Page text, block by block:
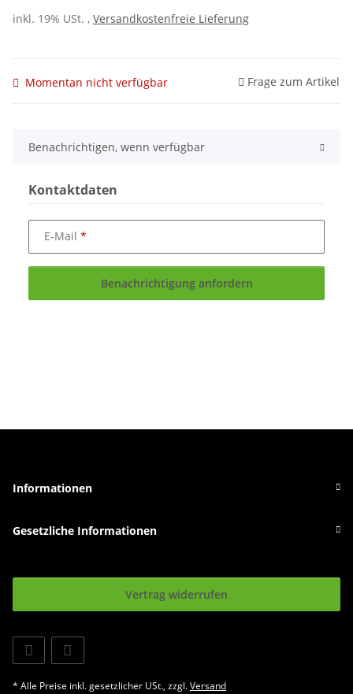
inkl. 19% USt. , Versandkostenfreie Lieferung
Momentan nicht verfügbar Frage zum Artikel
Benachrichtigen, wenn verfügbar
Kontaktdaten
E-Mail
Benachrichtigung anfordern
Informationen
Gesetzliche Informationen
Vertrag widerrufen
* Alle Preise inkl. gesetzlicher USt., zzgl.Versand